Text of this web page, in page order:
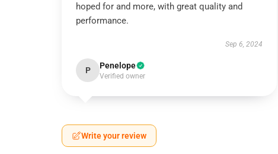
hoped for and more, with great quality and
performance.
Sep 6, 2024
P Penelope
Verified owner
Write your review